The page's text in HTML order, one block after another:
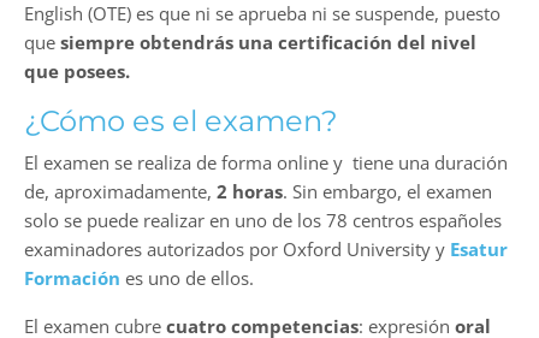
English (OTE) es que ni se aprueba ni se suspende, puesto
que siempre obtendrás una certificación del nivel
que posees.
¿Cómo es el examen?
El examen se realiza de forma online y tiene una duración
de, aproximadamente, 2 horas. Sin embargo, el examen
solo se puede realizar en uno de los 78 centros españoles
examinadores autorizados por Oxford University y Esatur
Formación es uno de ellos.
El examen cubre cuatro competencias: expresión oral